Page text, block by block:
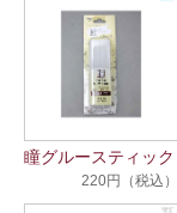
瞳グルースティック
220円（税込）